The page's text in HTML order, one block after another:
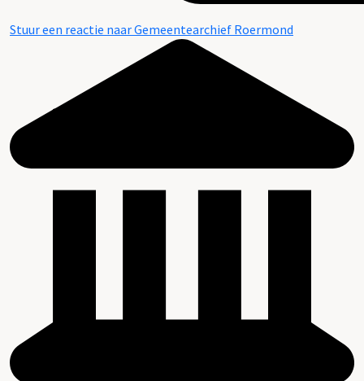
Stuur een reactie naar Gemeentearchief Roermond